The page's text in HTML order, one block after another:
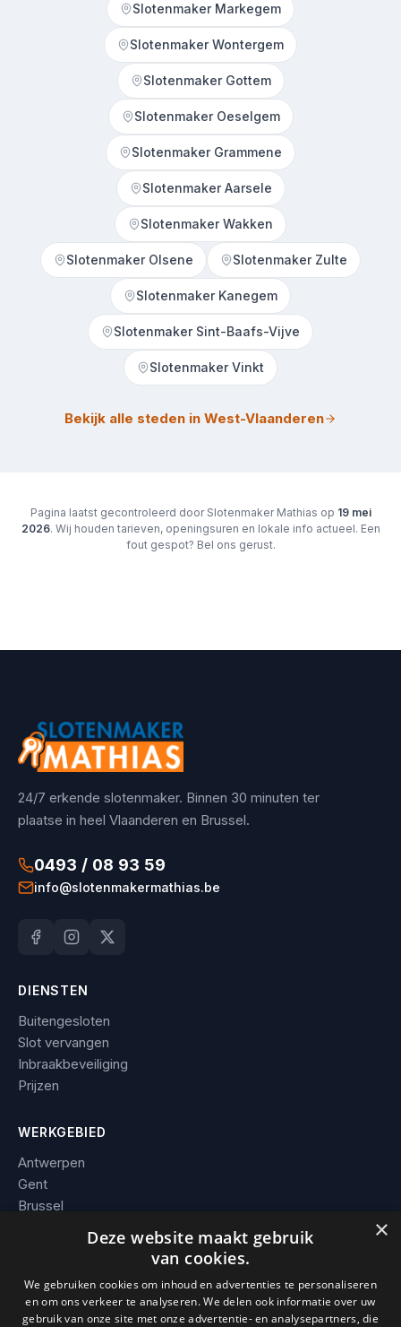
Slotenmaker Markegem
Slotenmaker Wontergem
Slotenmaker Gottem
Slotenmaker Oeselgem
Slotenmaker Grammene
Slotenmaker Aarsele
Slotenmaker Wakken
Slotenmaker Olsene Slotenmaker Zulte
Slotenmaker Kanegem
Slotenmaker Sint-Baafs-Vijve
Slotenmaker Vinkt
Bekijk alle steden in West-Vlaanderen
Pagina laatst gecontroleerd door Slotenmaker Mathias op 19 mei
2026. Wij houden tarieven, openingsuren en lokale info actueel. Een
fout gespot? Bel ons gerust.
24/7 erkende slotenmaker. Binnen 30 minuten ter
plaatse in heel Vlaanderen en Brussel.
0493 / 08 93 59
info@slotenmakermathias.be
DIENSTEN
Buitengesloten
Slot vervangen
Inbraakbeveiliging
Prijzen
WERKGEBIED
Antwerpen
Gent
Brussel
Alle steden →
BEDRIJF
×
Deze website maakt gebruik
van cookies.
We gebruiken cookies om inhoud en advertenties te personaliseren
en om ons verkeer te analyseren. We delen ook informatie over uw
gebruik van onze site met onze advertentie- en analysepartners, die